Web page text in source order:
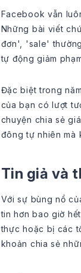
Facebook vẫn
Những bài viết
đơn', 'sale'
tự động giảm
Đặc biệt trong
của bạn có lượt
chuyện chia sẻ
đông tự nhiên mà
Tin giả và
Với sự bùng nổ
tin hơn bao giờ
thực hoặc bị các
khoản chia sẻ